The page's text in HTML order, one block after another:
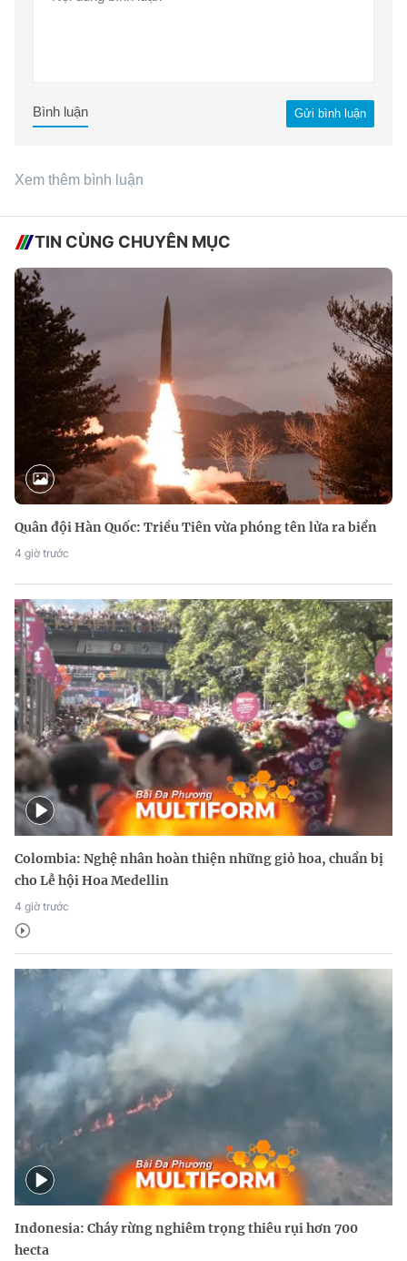
Gửi bình luận
Bình luận
Xem thêm bình luận
TIN CÙNG CHUYÊN MỤC
Quân đội Hàn Quốc: Triều Tiên vừa phóng tên lửa ra biển
4 giờ trước
Colombia: Nghệ nhân hoàn thiện những giỏ hoa, chuẩn bị
cho Lễ hội Hoa Medellin
4 giờ trước
Indonesia: Cháy rừng nghiêm trọng thiêu rụi hơn 700
hecta